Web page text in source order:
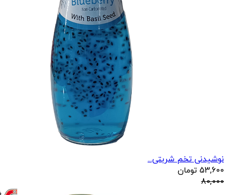
نوشیدنی تخم شربتی...
53,600 تومان
80,000